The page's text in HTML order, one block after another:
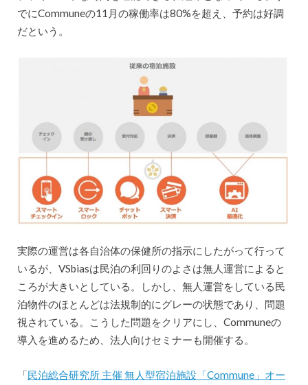
でにCommuneの11月の稼働率は80%を超え、予約は好調
だという。
実際の運営は各自治体の保健所の指示にしたがって行って
いるが、VSbiasは民泊の利回りのよさは無人運営によると
ころが大きいとしている。しかし、無人運営をしている民
泊物件のほとんどは法規制的にグレーの状態であり、問題
視されている。こうした問題をクリアにし、Communeの
導入を進めるため、法人向けセミナーも開催する。
「民泊総合研究所 主催 無人型宿泊施設「Commune」オー